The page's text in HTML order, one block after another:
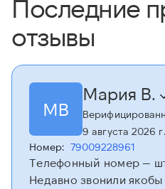
Последние
отзывы
МВ
Мария В.
9 августа 2026 г.
Номер: 79009228961
Телефонный номер —
Недавно звонили якобы